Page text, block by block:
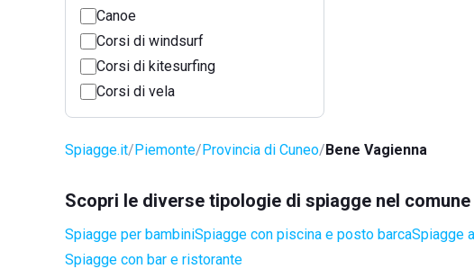
Canoe
Corsi di windsurf
Corsi di kitesurfing
Corsi di vela
Spiagge.it Piemonte Provincia di Cuneo Bene Vagienna
Scopri le diverse tipologie di spiagge nel comune
Spiagge per bambiniSpiagge con piscina e posto barcaSpiagge
Spiagge con bar e ristorante